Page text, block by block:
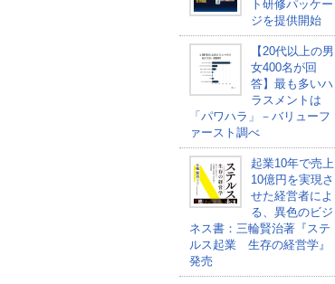
ト研修パッケー
ジを提供開始
【20代以上の男
女400名が回
答】最も多いハ
ラスメントは
「パワハラ」－バリューフ
ァースト調べ
起業10年で売上
10億円を実現さ
せた経営者によ
る、異色のビジ
ネス書：三輪賢治著『ステ
ルス起業 生存の経営学』
発売